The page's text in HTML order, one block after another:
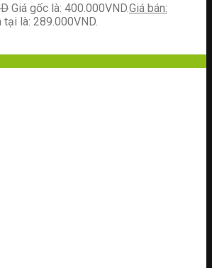
Giá gốc là: 400.000VND.
tại là: 289.000VND.